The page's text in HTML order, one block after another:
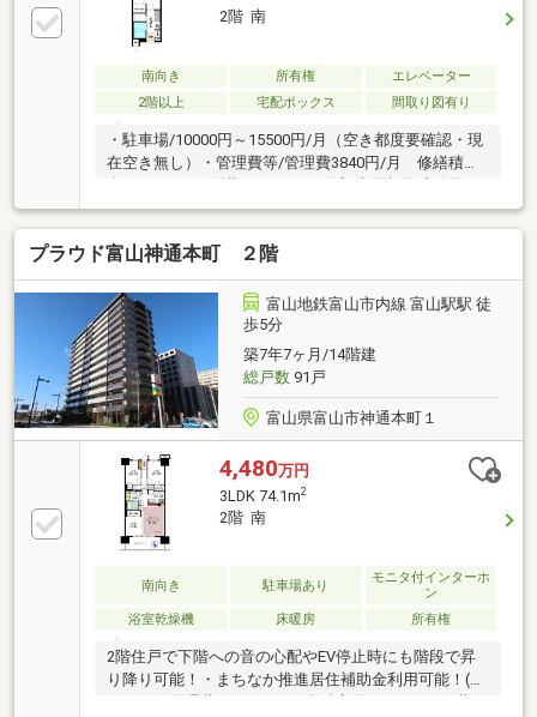
2階 南
南向き 所有権
エレベーター
2階以上
宅配ボックス 間取り図有り
・駐車場/10000円～15500円/月（空き都度要確認・現
在空き無し）・管理費等/管理費3840円/月 修繕積立
約1か月・取引条件有効期限/2026年9月末日・CATV/テ
レビのみ・インターネット環境/フレッツ光他（要個別
契約）【主要設備等】・外壁タイル張 エレベーター
有・管理体制良好（管理人日勤）・浴室・トイレ セパ
レートタイプ →浴室とトイレが別々！・IHコンロ付
きキッチン・エアコン1台付き・カーテン付き・照明
付き・室内洗濯機置き場あり・玄関人感センサー付き
ライト・ハウスクリーニング実施済み！
プラウド富山神通本町 ２階
富山地鉄富山市内線 富山駅駅 徒
歩5分
築7年7ヶ月/14階建
総戸数91戸
富山県富山市神通本町１
4,480万円
3LDK 74.1m2
2階 南
南向き 駐車場あり
モニタ付インターホ
ン
浴室乾燥機
床暖房 所有権
2階住戸で下階への音の心配やEV停止時にも階段で昇
り降り可能！・まちなか推進居住補助金利用可能！(50